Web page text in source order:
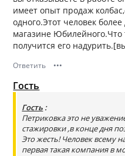
имеет опыт продаж
одного.Этот человек
магазине Юбилейного.Что
получится его
Ответить •••
Гость
Гость :
Петриковка это не
стажировки ,в конце дня
Это жесть! Человек всему
первая такая компания в